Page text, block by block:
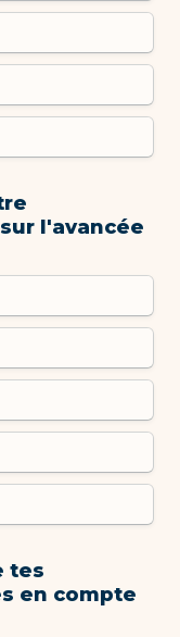
l'avancée
tes
en compte